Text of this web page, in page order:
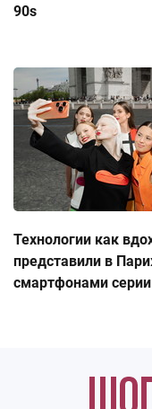
90s
Технологии как
представили в
смартфонами